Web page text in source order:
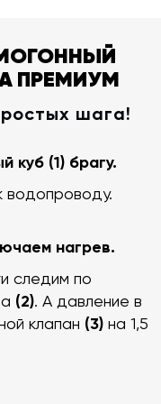
ПРЕМИУМ
шага!
куб (1) брагу.
водопроводу.
нагрев.
следим по
(2). А давление в
клапан (3) на 1,5